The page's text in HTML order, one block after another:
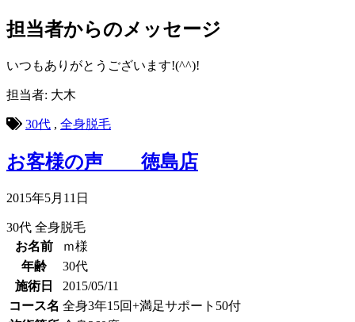
担当者からのメッセージ
いつもありがとうございます!(^^)!
担当者: 大木
30代 , 全身脱毛
お客様の声 徳島店
2015年5月11日
30代 全身脱毛
お名前
ｍ様
年齢
30代
施術日
2015/05/11
コース名 全身3年15回+満足サポート50付